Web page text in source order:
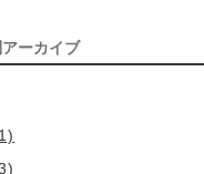
アーカイブ